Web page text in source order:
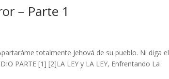
– Parte 1
totalmente Jehová de su pueblo. Ni diga el
PARTE [1] [2]LA LEY y LA LEY, Enfrentando La